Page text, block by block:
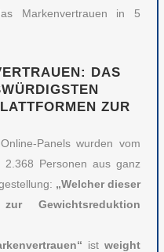
Markenvertrauen in 5
DAS
ZUR
Panels wurden vom
Personen aus ganz
„Welcher dieser
Gewichtsreduktion
ist weight